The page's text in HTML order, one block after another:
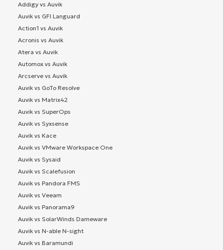
Addigy vs Auvik
Auvik vs GFI Languard
Action1 vs Auvik
Acronis vs Auvik
Atera vs Auvik
Automox vs Auvik
Arcserve vs Auvik
Auvik vs GoTo Resolve
Auvik vs Matrix42
Auvik vs SuperOps
Auvik vs Syxsense
Auvik vs Kace
Auvik vs VMware Workspace One
Auvik vs Sysaid
Auvik vs Scalefusion
Auvik vs Pandora FMS
Auvik vs Veeam
Auvik vs Panorama9
Auvik vs SolarWinds Dameware
Auvik vs N-able N-sight
Auvik vs Baramundi